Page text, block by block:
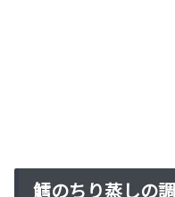
鱈のちり蒸しの